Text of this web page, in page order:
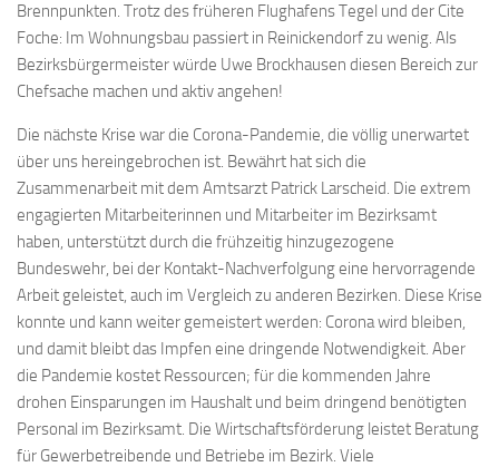
Brennpunkten. Trotz des früheren Flughafens Tegel und der Cite
Foche: Im Wohnungsbau passiert in Reinickendorf zu wenig. Als
Bezirksbürgermeister würde Uwe Brockhausen diesen Bereich zur
Chefsache machen und aktiv angehen!
Die nächste Krise war die Corona-Pandemie, die völlig unerwartet
über uns hereingebrochen ist. Bewährt hat sich die
Zusammenarbeit mit dem Amtsarzt Patrick Larscheid. Die extrem
engagierten Mitarbeiterinnen und Mitarbeiter im Bezirksamt
haben, unterstützt durch die frühzeitig hinzugezogene
Bundeswehr, bei der Kontakt-Nachverfolgung eine hervorragende
Arbeit geleistet, auch im Vergleich zu anderen Bezirken. Diese Krise
konnte und kann weiter gemeistert werden: Corona wird bleiben,
und damit bleibt das Impfen eine dringende Notwendigkeit. Aber
die Pandemie kostet Ressourcen; für die kommenden Jahre
drohen Einsparungen im Haushalt und beim dringend benötigten
Personal im Bezirksamt. Die Wirtschaftsförderung leistet Beratung
für Gewerbetreibende und Betriebe im Bezirk. Viele